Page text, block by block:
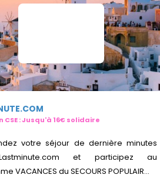
CSE : Jusqu'à 16€ solidaire
votre séjour de dernière minutes
et participez au
VACANCES du SECOURS POPULAIR...